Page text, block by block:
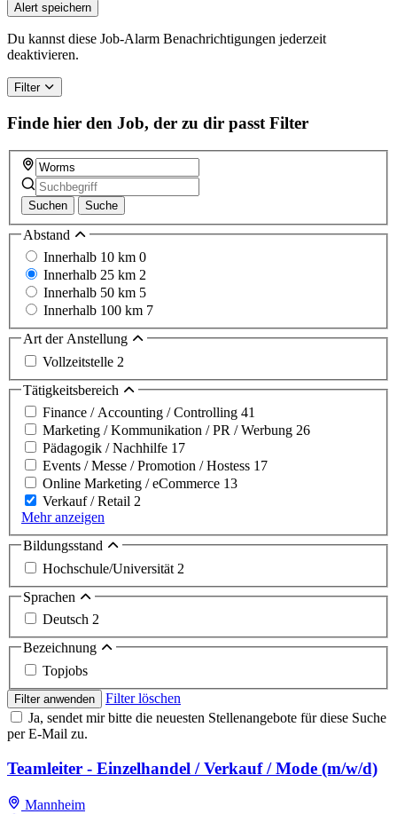
Alert speichern
Du kannst diese Job-Alarm Benachrichtigungen jederzeit
deaktivieren.
Filter
Finde hier den Job, der zu dir passt Filter
Suchen Suche
Abstand
Innerhalb 10 km 0
Innerhalb 25 km 2
Innerhalb 50 km 5
Innerhalb 100 km 7
Art der Anstellung
Vollzeitstelle 2
Tätigkeitsbereich
Finance / Accounting / Controlling 41
Marketing / Kommunikation / PR / Werbung 26
Pädagogik / Nachhilfe 17
Events / Messe / Promotion / Hostess 17
Online Marketing / eCommerce 13
Verkauf / Retail 2
Mehr anzeigen
Bildungsstand
Hochschule/Universität 2
Sprachen
Deutsch 2
Bezeichnung
Topjobs
Filter anwenden
Filter löschen
Ja, sendet mir bitte die neuesten Stellenangebote für diese Suche
per E-Mail zu.
Teamleiter - Einzelhandel / Verkauf / Mode (m/w/d)
Mannheim